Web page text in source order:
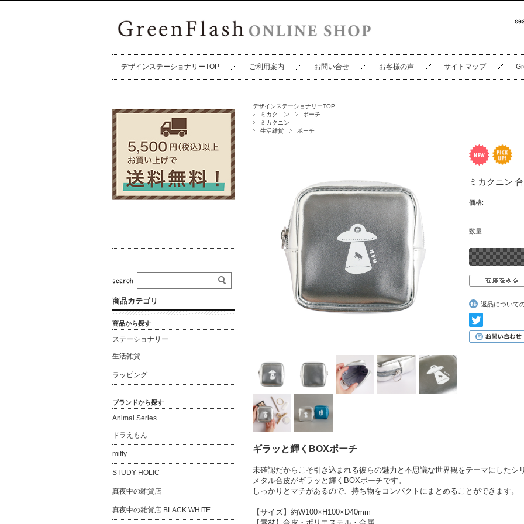
デザインステーショナリーTOP ご利用案内 お問い合せ お客様の声 サイトマップ
デザインステーショナリーTOP
ミカクニン
ポーチ
ミカクニン
生活雑貨
ポーチ
ミカクニン
価格:
数量:
返品について
ギラッと輝くBOXポーチ
未確認だからこそ引き込まれる彼らの魅力と不思議な世界観をテーマにしたシ
メタル合皮がギラッと輝くBOXポーチです。
しっかりとマチがあるので、持ち物をコンパクトにまとめることができます。
【サイズ】約W100×H100×D40mm
商品カテゴリ
商品から探す
ステーショナリー
生活雑貨
ラッピング
ブランドから探す
Animal Series
ドラえもん
miffy
STUDY HOLIC
真夜中の雑貨店
真夜中の雑貨店 BLACK WHITE